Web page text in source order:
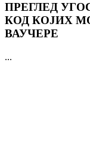
ПРЕГЛЕД
КОД КОЈИХ
ВАУЧЕРЕ
...